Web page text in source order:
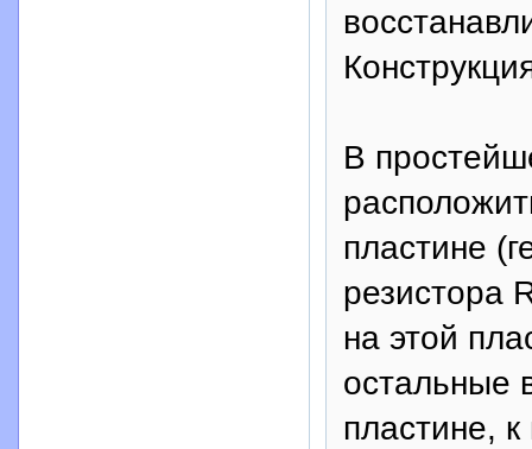
В
пластине
резистора
на этой
остальные
пластине,